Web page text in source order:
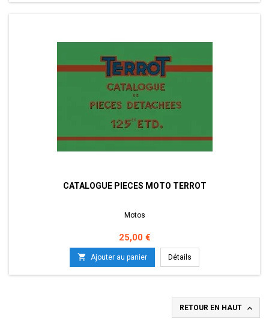
CATALOGUE PIECES MOTO TERROT
Motos
Prix
25,00 €
 Ajouter au panier Détails
RETOUR EN HAUT 